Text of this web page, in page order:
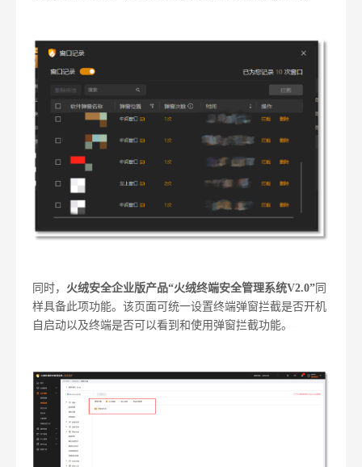
同时， 火绒安全企业版产品“火绒终端安全管理系统V2.0” 同
样具备此项功能。该页面可统一设置终端弹窗拦截是否开机
自启动以及终端是否可以看到和使用弹窗拦截功能。